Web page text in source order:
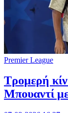
Premier League
Τρομερή
Μπουαντί